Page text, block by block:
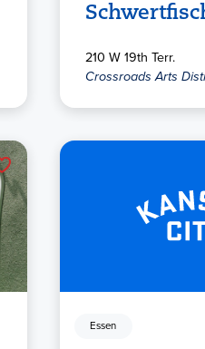
210 W 19th Terr.
Crossroads Arts
Essen